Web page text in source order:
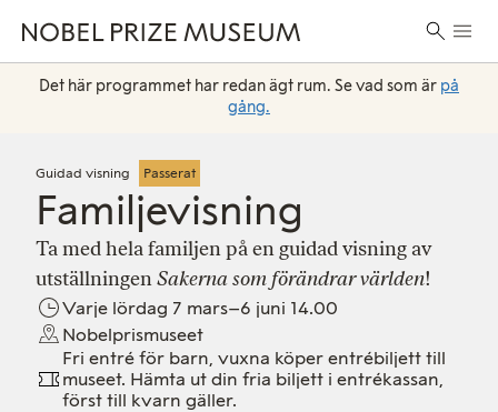
Skip
to
header
Skip
to
main
content
Skip
to
footer
Sök
efter:
Det här programmet har redan ägt rum. Se vad som är på
gång.
Guidad visning Passerat
Familjevisning
Ta med hela familjen på en guidad visning av
utställningenSakerna som förändrar världen!
Varje lördag 7 mars–6 juni 14.00
Nobelprismuseet
Fri entré för barn, vuxna köper entrébiljett till
museet. Hämta ut din fria biljett i entrékassan,
först till kvarn gäller.